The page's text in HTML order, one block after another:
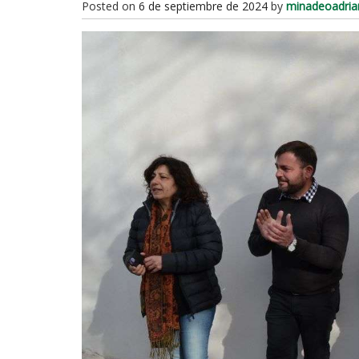
Posted on 6 de septiembre de 2024 by